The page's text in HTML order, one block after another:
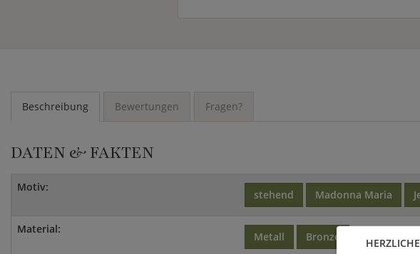
Beschreibung Bewertungen Fragen?
DATEN & FAKTEN
Motiv:
stehend Madonna Maria
Material:
Metall Bronze